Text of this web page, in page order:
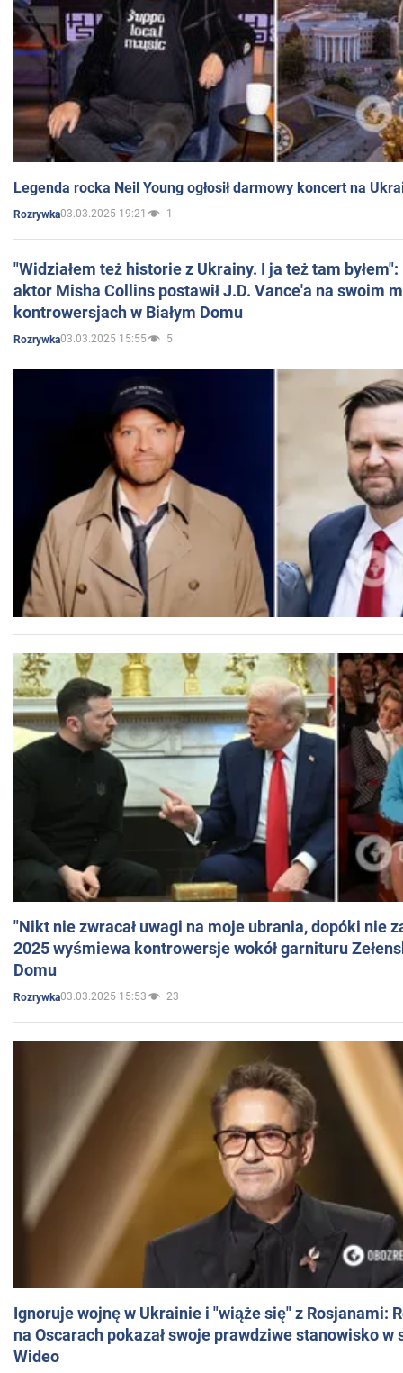
Legenda rocka Neil Young ogłosił darmowy koncert na
Rozrywka03.03.2025 19:21 1
"Widziałem też historie z Ukrainy. I ja też tam
aktor Misha Collins postawił J.D. Vance'a na swoim
kontrowersjach w Białym Domu
Rozrywka03.03.2025 15:55 5
"Nikt nie zwracał uwagi na moje ubrania, dopóki nie
2025 wyśmiewa kontrowersje wokół garnituru
Domu
Rozrywka03.03.2025 15:53 23
Ignoruje wojnę w Ukrainie i "wiąże się" z Rosjanami:
na Oscarach pokazał swoje prawdziwe stanowisko w
Wideo